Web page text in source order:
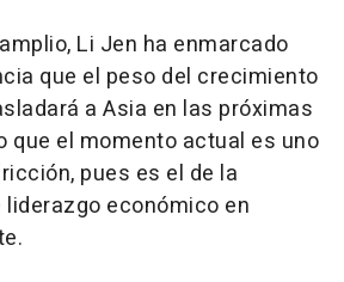
Li Jen ha enmarcado
que el peso del crecimiento
a Asia en las próximas
que el momento actual es uno
pues es el de la
económico en